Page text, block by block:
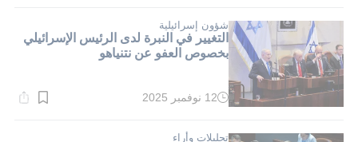
دقيقة.
شؤون إسرائيلية
التغيير في النبرة لدى الرئيس الإسرائيلي
بخصوص العفو عن نتنياهو
وقت
دقيقة.
12 نوفمبر 2025
تحليلات وأراء